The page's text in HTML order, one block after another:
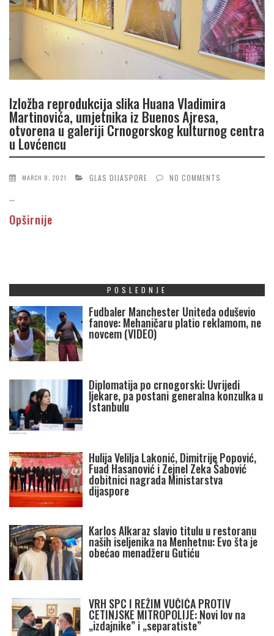
Izložba reprodukcija slika Huana Vladimira
Martinovića, umjetnika iz Buenos Ajresa,
otvorena u galeriji Crnogorskog kulturnog centra
u Lovćencu
MARCH 8, 2021 GLAS DIJASPORE NO COMMENTS
...
Opširnije
POSLEDNJE
Fudbaler Manchester Uniteda oduševio
fanove: Mehaničaru platio reklamom, ne
novcem (VIDEO)
Diplomatija po crnogorski: Uvrijedi
ljekare, pa postani generalna konzulka u
Istanbulu
Hulija Velilja Lakonić, Dimitrije Popović,
Fuad Hasanović i Zejnel Zeka Šabović
dobitnici nagrada Ministarstva
dijaspore
Karlos Alkaraz slavio titulu u restoranu
naših iseljenika na Menhetnu: Evo šta je
obećao menadžeru Gutiću
VRH SPC I REŽIM VUČIĆA PROTIV
CETINJSKE MITROPOLIJE: Novi lov na
„izdajnike” i „separatiste”